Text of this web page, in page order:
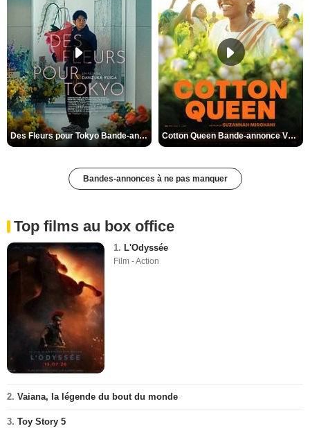
Des Fleurs pour Tokyo Bande-annonce VO STFR Cotton Queen Bande-annonce VO STFR
Bandes-annonces à ne pas manquer
Top films au box office
1. L'Odyssée
Film - Action
2. Vaiana, la légende du bout du monde
3. Toy Story 5